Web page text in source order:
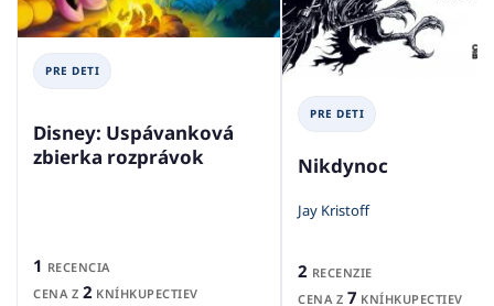
PRE DETI
Disney: Uspávanková
zbierka rozprávok
1 RECENCIA
CENA Z 2 KNÍHKUPECTIEV
PRE DETI
Nikdynoc
Jay Kristoff
2 RECENZIE
CENA Z 7 KNÍHKUPECTIEV